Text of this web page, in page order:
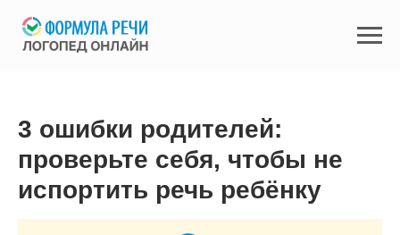
3 ошибки родителей:
проверьте себя, чтобы не
испортить речь ребёнку